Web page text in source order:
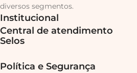
diversos segmentos.
Institucional
Central de atendimento
Selos
Política e Segurança